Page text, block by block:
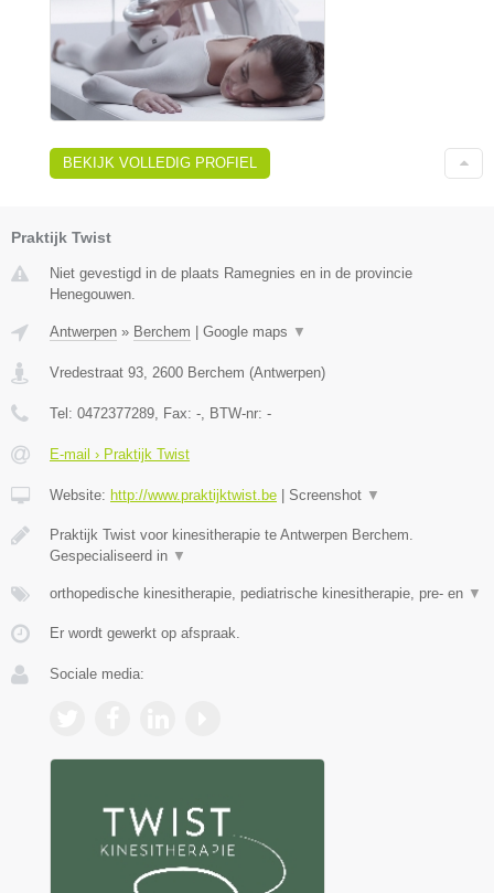
BEKIJK VOLLEDIG PROFIEL
Praktijk Twist
Niet gevestigd in de plaats Ramegnies en in de provincie
Henegouwen.
Antwerpen » Berchem | Google maps ▼
Vredestraat 93 2600 Berchem (Antwerpen)
Tel: 0472377289 , Fax: - , BTW-nr: -
E-mail › Praktijk Twist
Website: http://www.praktijktwist.be | Screenshot ▼
Praktijk Twist voor kinesitherapie te Antwerpen Berchem.
Gespecialiseerd in ▼
orthopedische kinesitherapie, pediatrische kinesitherapie, pre- en ▼
Er wordt gewerkt op afspraak.
Sociale media: